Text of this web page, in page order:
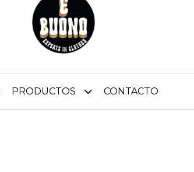
PRODUCTOS CONTACTO